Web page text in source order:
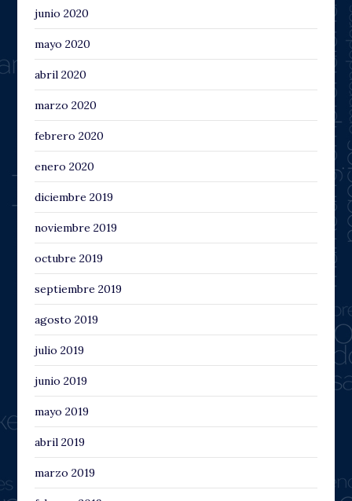
junio 2020
mayo 2020
abril 2020
marzo 2020
febrero 2020
enero 2020
diciembre 2019
noviembre 2019
octubre 2019
septiembre 2019
agosto 2019
julio 2019
junio 2019
mayo 2019
abril 2019
marzo 2019